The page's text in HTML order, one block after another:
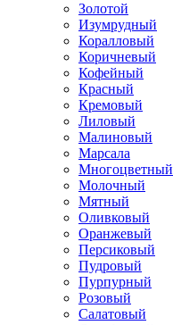
Золотой
Изумрудный
Коралловый
Коричневый
Кофейный
Красный
Кремовый
Лиловый
Малиновый
Марсала
Многоцветный
Молочный
Мятный
Оливковый
Оранжевый
Персиковый
Пудровый
Пурпурный
Розовый
Салатовый